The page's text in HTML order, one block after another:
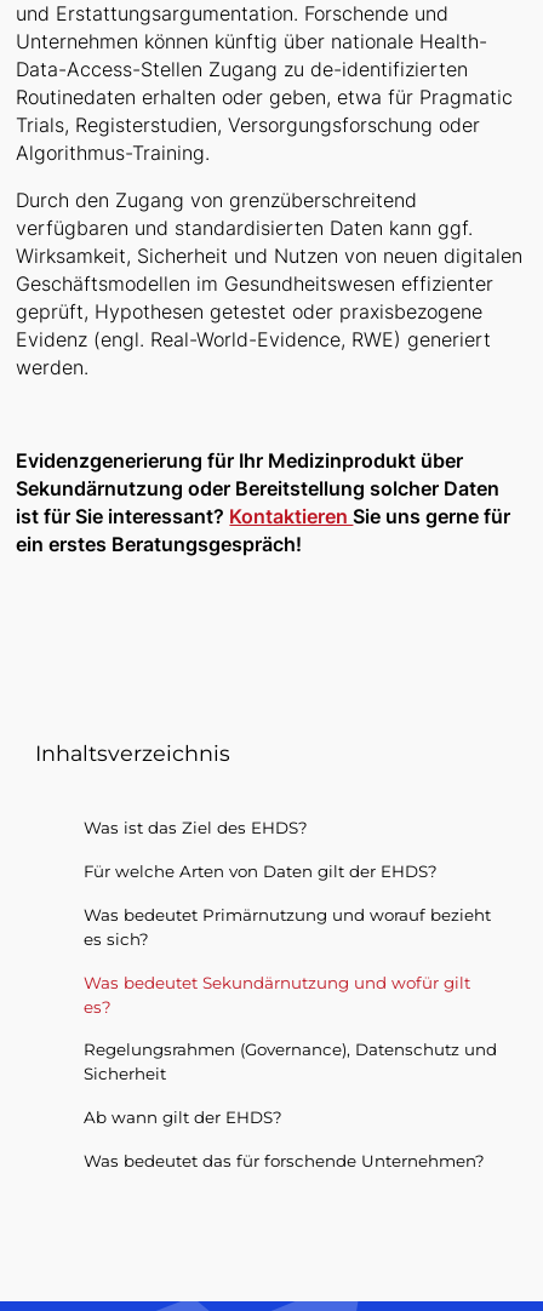
und Erstattungsargumentation. Forschende und
Unternehmen können künftig über nationale Health-
Data-Access-Stellen Zugang zu de-identifizierten
Routinedaten erhalten oder geben, etwa für Pragmatic
Trials, Registerstudien, Versorgungsforschung oder
Algorithmus-Training.
Durch den Zugang von grenzüberschreitend
verfügbaren und standardisierten Daten kann ggf.
Wirksamkeit, Sicherheit und Nutzen von neuen digitalen
Geschäftsmodellen im Gesundheitswesen effizienter
geprüft, Hypothesen getestet oder praxisbezogene
Evidenz (engl. Real-World-Evidence, RWE) generiert
werden.
Evidenzgenerierung für Ihr Medizinprodukt über
Sekundärnutzung oder Bereitstellung solcher Daten
ist für Sie interessant? KontaktierenSie uns gerne für
ein erstes Beratungsgespräch!
Inhaltsverzeichnis
Was ist das Ziel des EHDS?
Für welche Arten von Daten gilt der EHDS?
Was bedeutet Primärnutzung und worauf bezieht
es sich?
Was bedeutet Sekundärnutzung und wofür gilt
es?
Regelungsrahmen (Governance), Datenschutz und
Sicherheit
Ab wann gilt der EHDS?
Was bedeutet das für forschende Unternehmen?